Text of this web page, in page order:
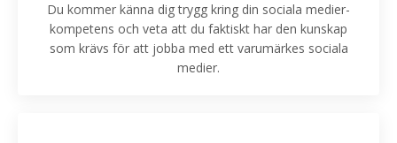
Du kommer känna dig trygg kring din sociala medier-
kompetens och veta att du faktiskt har den kunskap
som krävs för att jobba med ett varumärkes sociala
medier.